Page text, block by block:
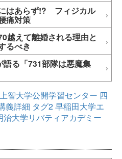
はあらず!? フィジカル
痛対策
越えて離婚される理由と
るべき
る「731部隊は悪魔集
上智大学公開学習センター 四
義詳細 タグ2早稲田大学エ
治大学リバティアカデミー